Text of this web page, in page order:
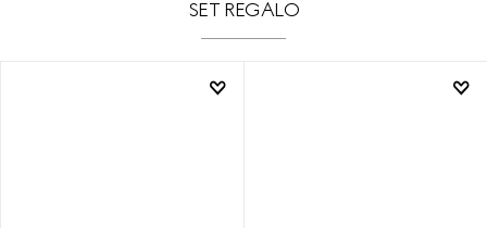
SET REGALO